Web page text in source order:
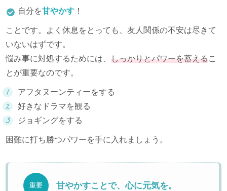
自分を甘やかす ！
ことです。よく休息をとっても、友人関係の不安は尽きて
いないはずです。
悩み事に対処するためには、 しっかりとパワーを蓄えるこ
とが重要なのです。
アフタヌーンティーをする
好きなドラマを観る
ジョギングをする
困難に打ち勝つパワーを手に入れましょう。
重要 甘やかすことで、心に元気を。